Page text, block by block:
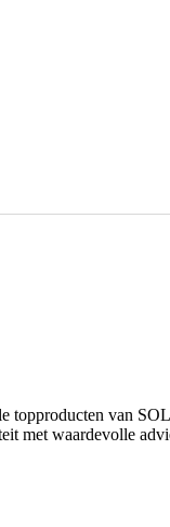
van
waardevolle